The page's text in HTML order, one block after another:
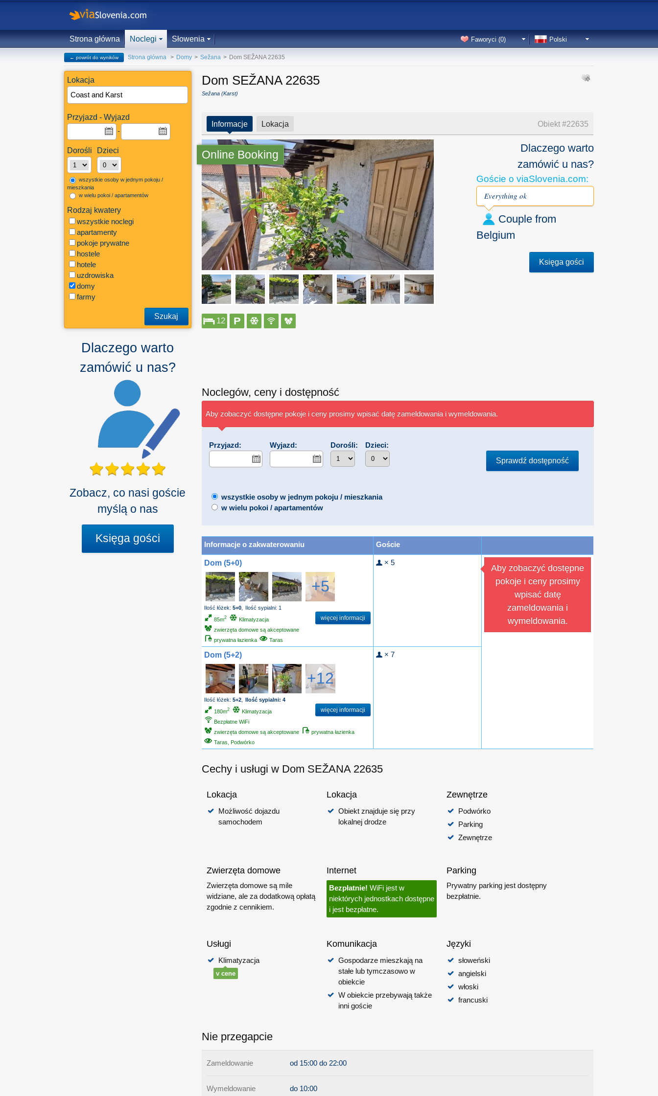
Strona główna Noclegi Słowenia Polski
Faworyci (0)
← powrót do wyników Strona główna > Domy > Sežana > Dom SEŽANA 22635
Lokacja
Przyjazd - Wyjazd
-
Dorośli Dzieci
wszystkie osoby w jednym pokoju /
mieszkania
w wielu pokoi / apartamentów
Rodzaj kwatery
wszystkie noclegi
apartamenty
pokoje prywatne
hostele
hotele
uzdrowiska
domy
farmy
Szukaj
Dlaczego warto
zamówić u nas?
Zobacz, co nasi goście
myślą o nas
Księga gości
Dom SEŽANA 22635
Sežana (Karst)
Informacje Lokacja Obiekt #22635
Online Booking
Dlaczego warto
zamówić u nas?
Goście o viaSlovenia.com:
Everything ok
Couple from
Belgium
Księga gości
12
Noclegów, ceny i dostępność
Aby zobaczyć dostępne pokoje i ceny prosimy wpisać datę zameldowania i wymeldowania.
Przyjazd: Wyjazd: Dorośli:
Dzieci:
Sprawdź dostępność
wszystkie osoby w jednym pokoju / mieszkania
w wielu pokoi / apartamentów
Informacje o zakwaterowaniu Goście
Dom (5+0)
+5
Ilość łóżek:5+0 Ilość sypialni: 1
więcej informacji
85m2
Klimatyzacja
zwierzęta domowe są akceptowane
prywatna łazienka
Taras
× 5
Aby zobaczyć dostępne
pokoje i ceny prosimy
wpisać datę
zameldowania i
wymeldowania.
Dom (5+2)
+12
Ilość łóżek:5+2 Ilość sypialni: 4
więcej informacji
180m2
Klimatyzacja
Bezpłatne WiFi
zwierzęta domowe są akceptowane
prywatna łazienka
Taras, Podwórko
× 7
Cechy i usługi w Dom SEŽANA 22635
Lokacja
Możliwość dojazdu
samochodem
Lokacja
Obiekt znajduje się przy
lokalnej drodze
Zewnętrze
Podwórko
Parking
Zewnętrze
Zwierzęta domowe
Zwierzęta domowe są mile
widziane, ale za dodatkową opłatą
zgodnie z cennikiem.
Internet
Bezpłatnie! WiFi jest w
niektórych jednostkach dostępne
i jest bezpłatne.
Parking
Prywatny parking jest dostępny
bezpłatnie.
Usługi
Klimatyzacja
v cene
Komunikacja
Gospodarze mieszkają na
stałe lub tymczasowo w
obiekcie
W obiekcie przebywają także
inni goście
Języki
słoweński
angielski
włoski
francuski
Nie przegapcie
Zameldowanie od 15:00 do 22:00
Wymeldowanie do 10:00